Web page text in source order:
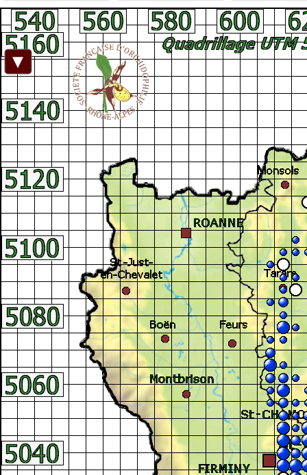
Facebook
Connexion adhérent
►